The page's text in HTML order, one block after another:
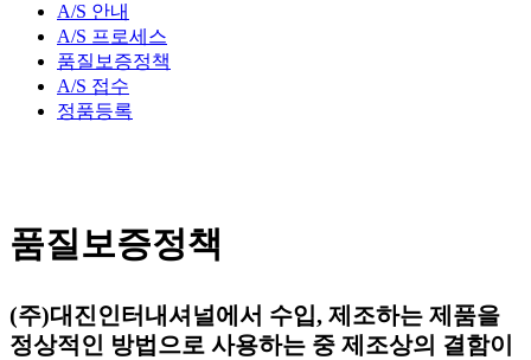
A/S 안내
A/S 프로세스
품질보증정책
A/S 접수
정품등록
품질보증정책
(주)대진인터내셔널에서 수입, 제조하는 제품을
정상적인 방법으로 사용하는 중 제조상의 결함이